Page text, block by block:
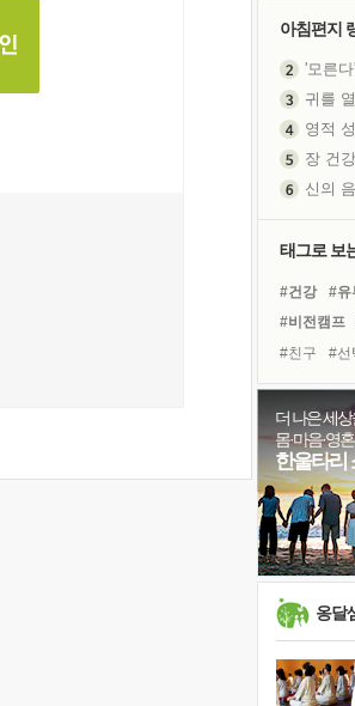
아침편지
영적
장 건
신의
처음
꿈이
졸업식
슬럼프
보고
못된
희망이
태그로 보
#건강 #유
#비전캠프
#친구
#선
#링컨학교
#바이러스
#계획
#사
#도움
#
#독서
#나
더 나은 세
몸·마음·영
한울타리
옹달